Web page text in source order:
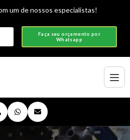
um de nossos especialistas!
Faça seu orçamento por
Whatsapp